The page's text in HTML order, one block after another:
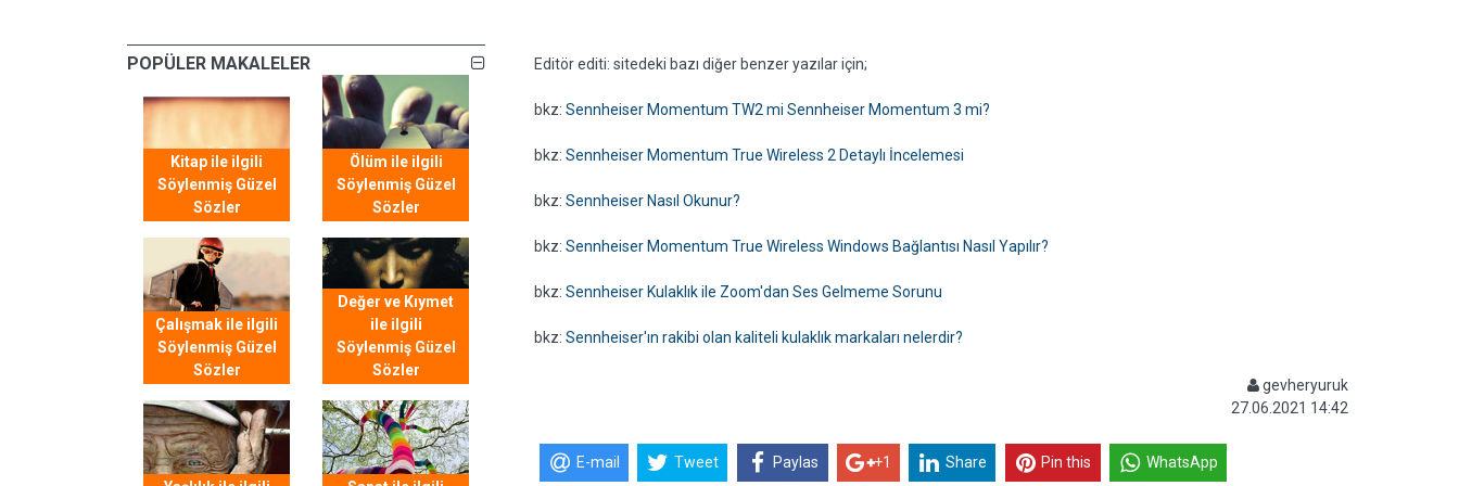
POPÜLER MAKALELER
Kitap ile ilgili
Söylenmiş Güzel
Sözler
Ölüm ile ilgili
Söylenmiş Güzel
Sözler
Çalışmak ile ilgili
Söylenmiş Güzel
Sözler
Değer ve Kıymet
ile ilgili
Söylenmiş Güzel
Sözler
Editör editi: sitedeki bazı diğer benzer yazılar için;
bkz: Sennheiser Momentum TW2 mi Sennheiser Momentum 3 mi?
bkz: Sennheiser Momentum True Wireless 2 Detaylı İncelemesi
bkz: Sennheiser Nasıl Okunur?
bkz: Sennheiser Momentum True Wireless Windows Bağlantısı Nasıl Yapılır?
bkz: Sennheiser Kulaklık ile Zoom'dan Ses Gelmeme Sorunu
bkz: Sennheiser'ın rakibi olan kaliteli kulaklık markaları nelerdir?
gevheryuruk
27.06.2021 14:42
E-mail Tweet Paylas +1 Share Pin this WhatsApp